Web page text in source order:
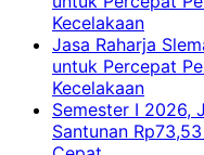
Kecelakaan
Jasa Raharja
untuk Percepat
Kecelakaan
Semester I 2026,
Santunan